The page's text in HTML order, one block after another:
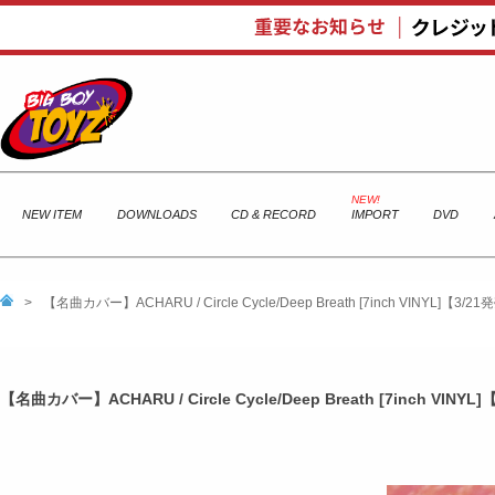
NEW ITEM DOWNLOADS CD & RECORD IMPORT DVD
> 【名曲カバー】ACHARU / Circle Cycle/Deep Breath [7inch VINYL]【3/21
【名曲カバー】ACHARU / Circle Cycle/Deep Breath [7inch VINYL]